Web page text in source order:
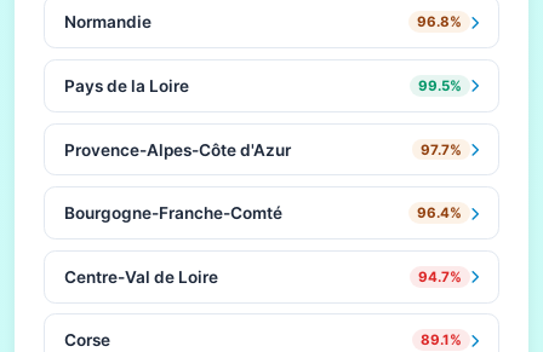
Normandie 96.8%
Pays de la Loire 99.5%
Provence-Alpes-Côte d'Azur 97.7%
Bourgogne-Franche-Comté 96.4%
Centre-Val de Loire 94.7%
Corse 89.1%